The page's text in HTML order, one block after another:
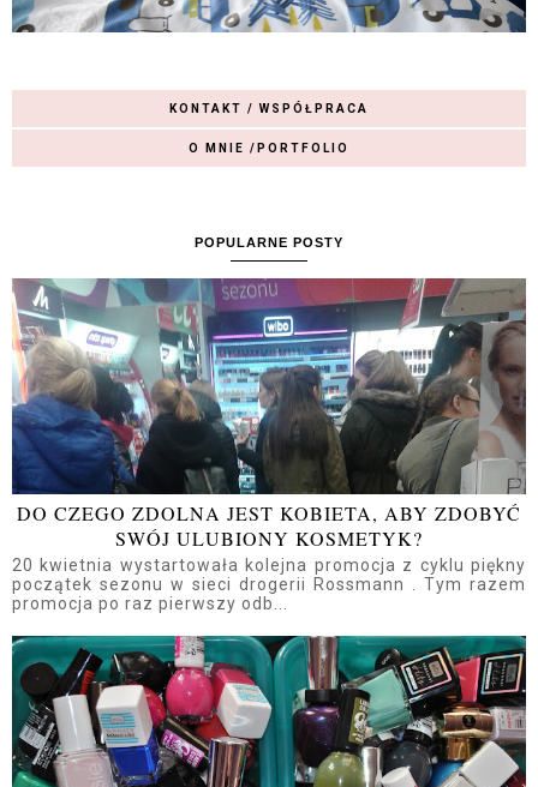
KONTAKT / WSPÓŁPRACA
O MNIE /PORTFOLIO
POPULARNE POSTY
DO CZEGO ZDOLNA JEST KOBIETA, ABY ZDOBYĆ
SWÓJ ULUBIONY KOSMETYK?
20 kwietnia wystartowała kolejna promocja z cyklu piękny
początek sezonu w sieci drogerii Rossmann . Tym razem
promocja po raz pierwszy odb...